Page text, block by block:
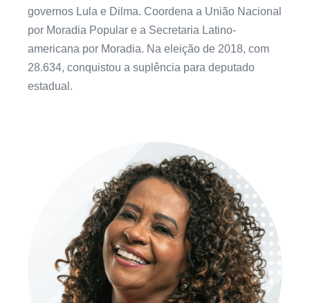
governos Lula e Dilma. Coordena a União Nacional
por Moradia Popular e a Secretaria Latino-
americana por Moradia. Na eleição de 2018, com
28.634, conquistou a suplência para deputado
estadual.